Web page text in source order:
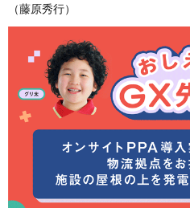
（藤原秀行）